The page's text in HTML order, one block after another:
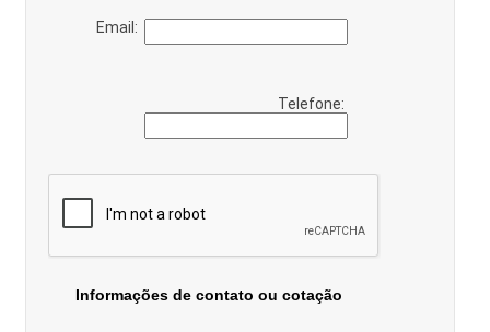
Email:
Telefone:
Informações de contato ou cotação